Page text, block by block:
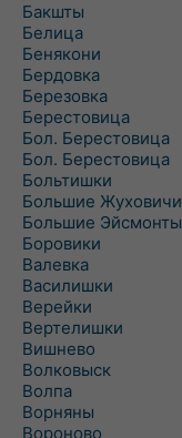
Бакшты
Белица
Бенякони
Бердовка
Березовка
Берестовица
Бол. Берестовица
Бол. Берестовица
Больтишки
Большие Жуховичи
Большие Эйсмонты
Боровики
Валевка
Василишки
Верейки
Вертелишки
Вишнево
Волковыск
Волпа
Ворняны
Вороново